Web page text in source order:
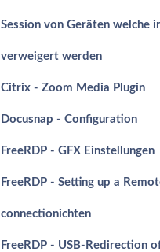
Session von Geräten welche
verweigert werden
Citrix - Zoom Media Plugin
Docusnap - Configuration
FreeRDP - GFX Einstellungen
FreeRDP - Setting up a
connectionichten
FreeRDP - USB-Redirection